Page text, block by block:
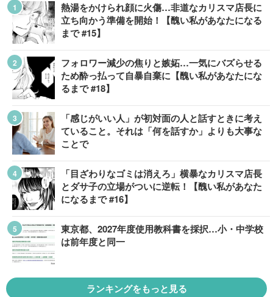
熱湯をかけられ顔に火傷…非道なカリスマ店長に
立ち向かう準備を開始！【醜い私があなたになる
まで #15】
フォロワー減少の焦りと嫉妬…一気にバズらせる
ため酔っ払って自暴自棄に【醜い私があなたにな
るまで #18】
「感じがいい人」が初対面の人と話すときに考え
ていること。それは「何を話すか」よりも大事な
ことで
「目ざわりなゴミは消えろ」横暴なカリスマ店長
とダサ子の立場がついに逆転！【醜い私があなた
になるまで #16】
東京都、2027年度使用教科書を採択…小・中学校
は前年度と同一
ランキングをもっと見る